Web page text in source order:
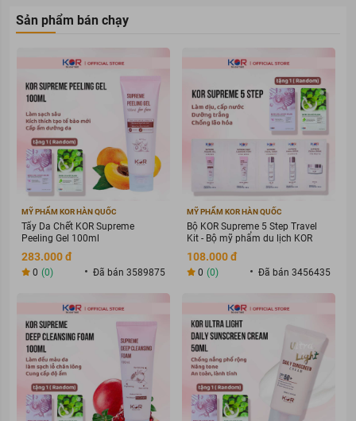
Sản phẩm bán chạy
MỸ PHẨM KOR HÀN QUỐC
Tẩy Da Chết KOR Supreme
Peeling Gel 100ml
283.000 đ
0 (0) Đã bán 3589875
MỸ PHẨM KOR HÀN QUỐC
Bộ KOR Supreme 5 Step Travel
Kit - Bộ mỹ phẩm du lịch KOR
108.000 đ
0 (0) Đã bán 3456435